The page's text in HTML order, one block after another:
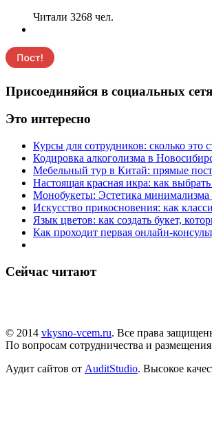
Читали 3268 чел.
Присоединяйся в социальных
Это интересно
Курсы для сотрудников: сколько
Кодировка алкоголизма в
Мебельный тур в Китай: прямые
Настоящая красная икра: как
Монобукеты: Эстетика минимализма
Искусство прикосновения: как
Язык цветов: как создать букет,
Как проходит первая онлайн-
Сейчас читают
© 2014 vkysno-vcem.ru. Все права
По вопросам сотрудничества и
Аудит сайтов от AuditStudio. Высокое